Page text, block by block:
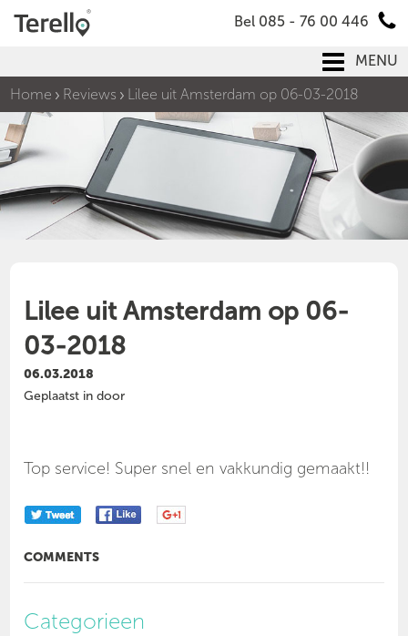
Bel 085 - 76 00 446
MENU
Home
Reviews Lilee uit Amsterdam op 06-03-2018
Lilee uit Amsterdam op 06-
03-2018
06.03.2018
Geplaatst in door
Top service! Super snel en vakkundig gemaakt!!
COMMENTS
Categorieen